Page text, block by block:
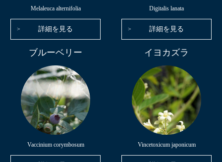
Melaleuca alternifolia
詳細を見る
Digitalis lanata
詳細を見る
ブルーベリー
Vaccinium corymbosum
イヨカズラ
Vincetoxicum japonicum